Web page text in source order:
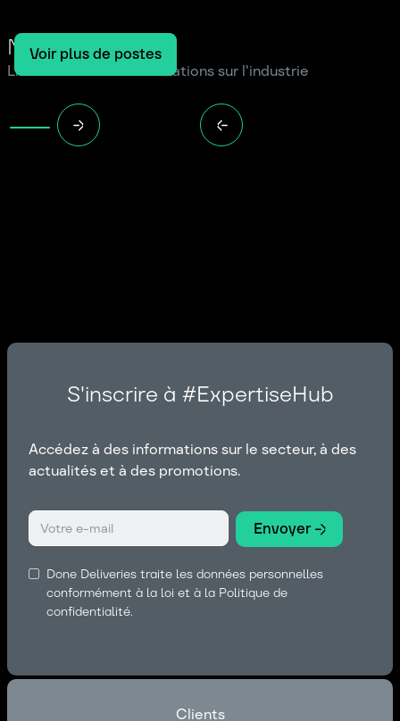
Notre blog
Lire les dernières informations sur l'industrie
Voir plus de postes
S'inscrire à #ExpertiseHub
Accédez à des informations sur le secteur, à des
actualités et à des promotions.
Done Deliveries traite les données personnelles
conformément à la loi et à la Politique de
confidentialité.
Clients